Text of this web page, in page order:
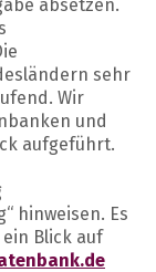
absetzen.
sehr
Wir
und
aufgeführt.
hinweisen. Es
Blick auf